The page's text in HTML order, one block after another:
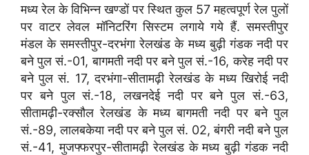
मध्य रेल के विभिन्न खण्डों पर स्थित कुल 57 महत्वपूर्ण रेल पुलों
पर वाटर लेवल मॉनिटरिंग सिस्टम लगाये गये हैं. समस्तीपुर
मंडल के समस्तीपुर-दरभंगा रेलखंड के मध्य बुढ़ी गंडक नदी पर
बने पुल सं.-01, बागमती नदी पर बने पुल सं.-16, करेह नदी पर
बने पुल सं. 17, दरभंगा-सीतामढ़ी रेलखंड के मध्य खिरोई नदी
पर बने पुल सं.-18, लखनदेई नदी पर बने पुल सं.-63,
सीतामढ़ी-रक्सौल रेलखंड के मध्य बागमती नदी पर बने पुल
सं.-89, लालबकेया नदी पर बने पुल सं. 02, बंगरी नदी बने पुल
सं.-41, मुजफ्फरपुर-सीतामढ़ी रेलखंड के मध्य बुढ़ी गंडक नदी